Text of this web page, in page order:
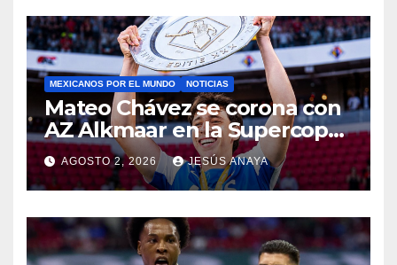
MEXICANOS POR EL MUNDO NOTICIAS
Mateo Chávez se corona con
AZ Alkmaar en la Supercopa
de Países Bajos
AGOSTO 2, 2026 JESÚS ANAYA